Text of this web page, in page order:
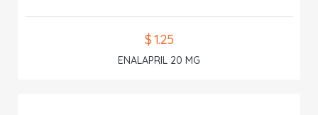
$ 1.25
ENALAPRIL 20 MG